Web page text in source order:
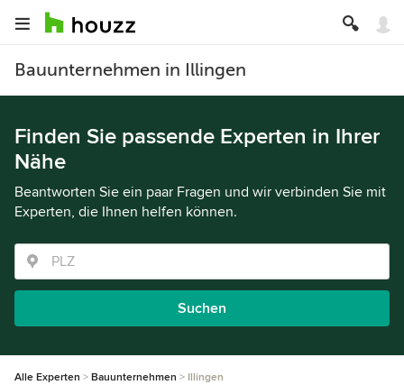
Bauunternehmen in Illingen
Finden Sie passende Experten in Ihrer
Nähe
Beantworten Sie ein paar Fragen und wir verbinden Sie mit
Experten, die Ihnen helfen können.
Suchen
Alle Experten Bauunternehmen Illingen